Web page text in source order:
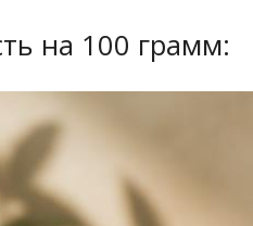
на 100 грамм: